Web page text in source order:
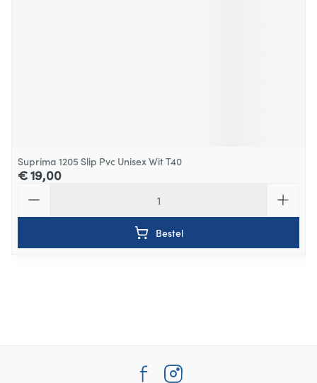
Suprima 1205 Slip Pvc Unisex Wit T40
€ 19,00
Bestel